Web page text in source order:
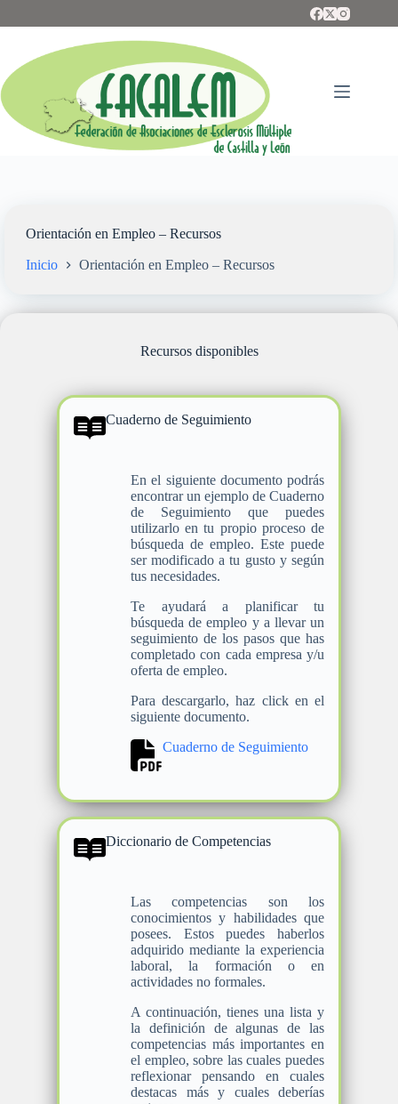
Orientación en Empleo – Recursos
Inicio Orientación en Empleo – Recursos
Recursos disponibles
Cuaderno de Seguimiento
En el siguiente documento podrás
encontrar un ejemplo de Cuaderno
de Seguimiento que puedes
utilizarlo en tu propio proceso de
búsqueda de empleo. Este puede
ser modificado a tu gusto y según
tus necesidades.
Te ayudará a planificar tu
búsqueda de empleo y a llevar un
seguimiento de los pasos que has
completado con cada empresa y/u
oferta de empleo.
Para descargarlo, haz click en el
siguiente documento.
Cuaderno de Seguimiento
Diccionario de Competencias
Las competencias son los
conocimientos y habilidades que
posees. Estos puedes haberlos
adquirido mediante la experiencia
laboral, la formación o en
actividades no formales.
A continuación, tienes una lista y
la definición de algunas de las
competencias más importantes en
el empleo, sobre las cuales puedes
reflexionar pensando en cuales
destacas más y cuales deberías